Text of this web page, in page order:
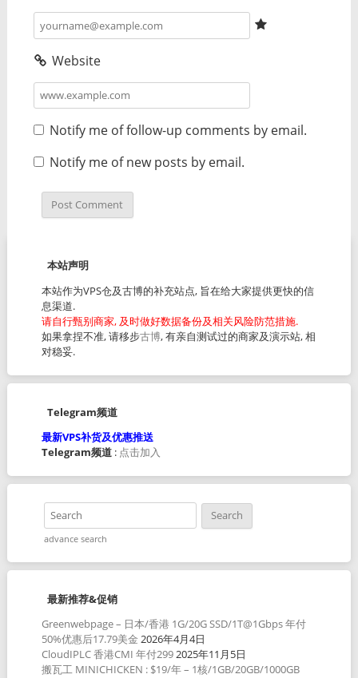
Website
Notify me of follow-up comments by email.
Notify me of new posts by email.
本站声明
本站作为VPS仓及古博的补充站点, 旨在给大家提供更快的信
息渠道.
请自行甄别商家, 及时做好数据备份及相关风险防范措施.
如果拿捏不准, 请移步古博, 有亲自测试过的商家及演示站, 相
对稳妥.
Telegram频道
最新VPS补货及优惠推送
Telegram频道: 点击加入
advance search
最新推荐&促销
Greenwebpage – 日本/香港 1G/20G SSD/1T@1Gbps 年付
50%优惠后17.79美金 2026年4月4日
CloudIPLC 香港CMI 年付2992025年11月5日
搬瓦工 MINICHICKEN : $19/年 – 1核/1GB/20GB/1000GB